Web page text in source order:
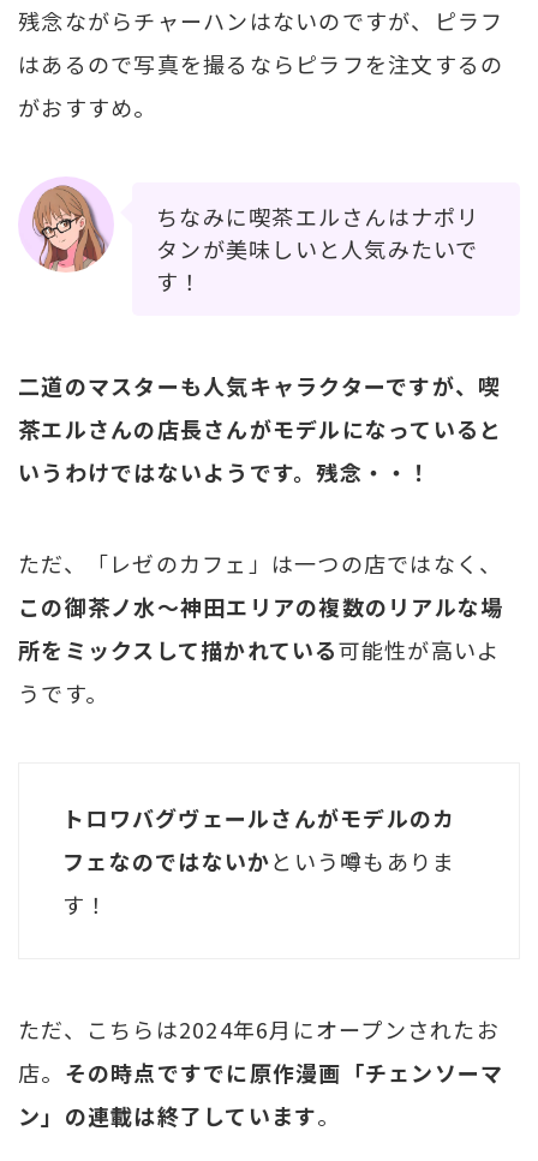
残念ながらチャーハンはないのですが、ピラフ
はあるので写真を撮るならピラフを注文するの
がおすすめ。
ちなみに喫茶エルさんはナポリ
タンが美味しいと人気みたいで
す！
二道のマスターも人気キャラクターですが、喫
茶エルさんの店長さんがモデルになっていると
いうわけではないようです。残念・・！
ただ、「レゼのカフェ」は一つの店ではなく、
この御茶ノ水～神田エリアの複数のリアルな場
所をミックスして描かれている可能性が高いよ
うです。
トロワバグヴェールさんがモデルのカ
フェなのではないかという噂もありま
す！
ただ、こちらは2024年6月にオープンされたお
店。 その時点ですでに原作漫画「チェンソーマ
ン」の連載は終了しています。